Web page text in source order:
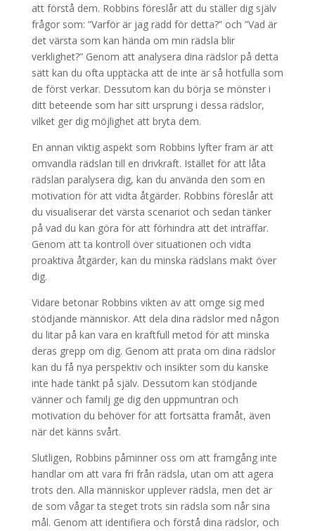
att förstå dem. Robbins föreslår att du ställer dig själv
frågor som: ”Varför är jag rädd för detta?” och ”Vad är
det värsta som kan hända om min rädsla blir
verklighet?” Genom att analysera dina rädslor på detta
sätt kan du ofta upptäcka att de inte är så hotfulla som
de först verkar. Dessutom kan du börja se mönster i
ditt beteende som har sitt ursprung i dessa rädslor,
vilket ger dig möjlighet att bryta dem.
En annan viktig aspekt som Robbins lyfter fram är att
omvandla rädslan till en drivkraft. Istället för att låta
rädslan paralysera dig, kan du använda den som en
motivation för att vidta åtgärder. Robbins föreslår att
du visualiserar det värsta scenariot och sedan tänker
på vad du kan göra för att förhindra att det inträffar.
Genom att ta kontroll över situationen och vidta
proaktiva åtgärder, kan du minska rädslans makt över
dig.
Vidare betonar Robbins vikten av att omge sig med
stödjande människor. Att dela dina rädslor med någon
du litar på kan vara en kraftfull metod för att minska
deras grepp om dig. Genom att prata om dina rädslor
kan du få nya perspektiv och insikter som du kanske
inte hade tänkt på själv. Dessutom kan stödjande
vänner och familj ge dig den uppmuntran och
motivation du behöver för att fortsätta framåt, även
när det känns svårt.
Slutligen, Robbins påminner oss om att framgång inte
handlar om att vara fri från rädsla, utan om att agera
trots den. Alla människor upplever rädsla, men det är
de som vågar ta steget trots sin rädsla som når sina
mål. Genom att identifiera och förstå dina rädslor, och